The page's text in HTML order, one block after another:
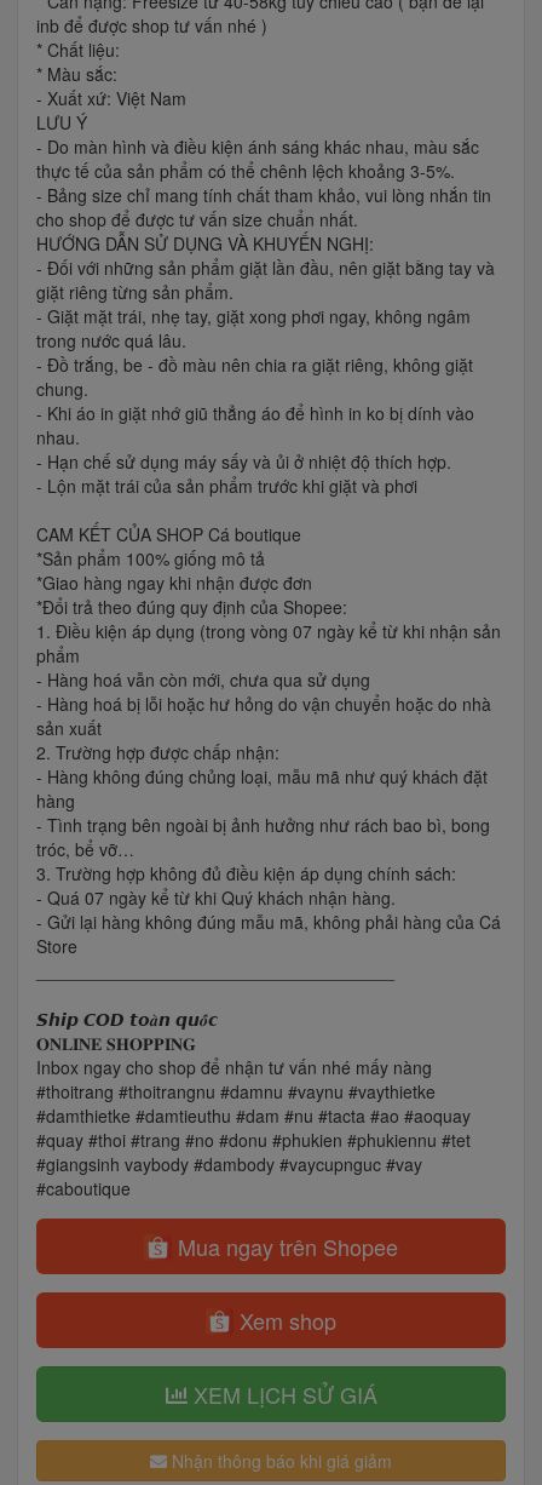
inb để được shop tư vấn nhé )
* Chất liệu:
* Màu sắc:
- Xuất xứ: Việt Nam
LƯU Ý
- Do màn hình và điều kiện ánh sáng khác nhau, màu sắc
thực tế của sản phẩm có thể chênh lệch khoảng 3-5%.
- Bảng size chỉ mang tính chất tham khảo, vui lòng nhắn tin
cho shop để được tư vấn size chuẩn nhất.
HƯỚNG DẪN SỬ DỤNG VÀ KHUYẾN NGHỊ:
- Đối với những sản phẩm giặt lần đầu, nên giặt bằng tay và
giặt riêng từng sản phẩm.
- Giặt mặt trái, nhẹ tay, giặt xong phơi ngay, không ngâm
trong nước quá lâu.
- Đồ trắng, be - đồ màu nên chia ra giặt riêng, không giặt
chung.
- Khi áo in giặt nhớ giũ thẳng áo để hình in ko bị dính vào
nhau.
- Hạn chế sử dụng máy sấy và ủi ở nhiệt độ thích hợp.
- Lộn mặt trái của sản phẩm trước khi giặt và phơi
CAM KẾT CỦA SHOP Cá boutique
*Sản phẩm 100% giống mô tả
*Giao hàng ngay khi nhận được đơn
*Đổi trả theo đúng quy định của Shopee:
1. Điều kiện áp dụng (trong vòng 07 ngày kể từ khi nhận sản
phẩm
- Hàng hoá vẫn còn mới, chưa qua sử dụng
- Hàng hoá bị lỗi hoặc hư hỏng do vận chuyển hoặc do nhà
sản xuất
2. Trường hợp được chấp nhận:
- Hàng không đúng chủng loại, mẫu mã như quý khách đặt
hàng
- Tình trạng bên ngoài bị ảnh hưởng như rách bao bì, bong
tróc, bể vỡ…
3. Trường hợp không đủ điều kiện áp dụng chính sách:
- Quá 07 ngày kể từ khi Quý khách nhận hàng.
- Gửi lại hàng không đúng mẫu mã, không phải hàng của Cá
Store
𝙎𝙝𝙞𝙥 𝘾𝙊𝘿 𝙩𝙤𝒂̀𝙣 𝙦𝙪𝒐̂́𝙘
𝐎𝐍𝐋𝐈𝐍𝐄 𝐒𝐇𝐎𝐏𝐏𝐈𝐍𝐆
Inbox ngay cho shop để nhận tư vấn nhé mấy nàng
#thoitrang #thoitrangnu #damnu #vaynu #vaythietke
#damthietke #damtieuthu #dam #nu #tacta #ao #aoquay
#quay #thoi #trang #no #donu #phukien #phukiennu #tet
#giangsinh vaybody #dambody #vaycupnguc #vay
#caboutique
Mua ngay trên Shopee
Xem shop
XEM LỊCH SỬ GIÁ
Nhận thông báo khi giá giảm